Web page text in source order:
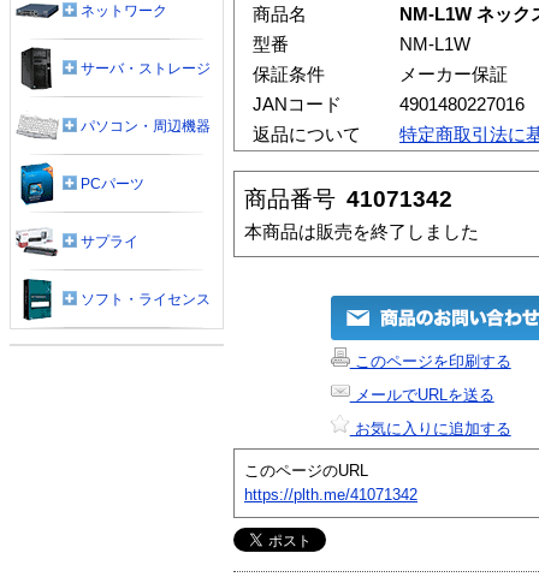
商品名
NM-L1W ネック
型番
NM-L1W
保証条件
メーカー保証
JANコード
4901480227016
返品について
特定商取引法に
商品番号 41071342
本商品は販売を終了しました
このページを印刷する
メールでURLを送る
お気に入りに追加する
このページのURL
https://plth.me/41071342
ネットワーク
サーバ・ストレージ
パソコン・周辺機器
PCパーツ
サプライ
ソフト・ライセンス